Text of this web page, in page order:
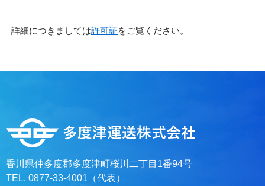
詳細につきましては許可証をご覧ください。
香川県仲多度郡多度津町桜川二丁目1番94号
TEL. 0877-33-4001（代表）